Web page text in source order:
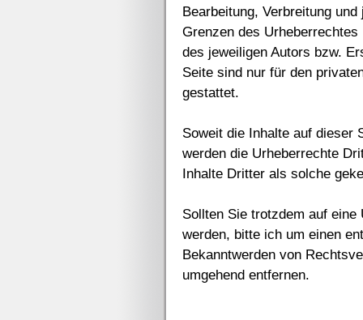
Bearbeitung, Verbreitung
Grenzen des
des jeweiligen Autors bzw.
Seite sind nur für den
gestattet.
Soweit die Inhalte auf dieser
werden die Urheberrechte
Inhalte Dritter als solche
Sollten Sie trotzdem auf
werden, bitte ich um einen
Bekanntwerden von
umgehend entfernen.